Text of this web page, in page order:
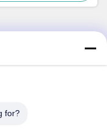
Park, Beijiao
for?